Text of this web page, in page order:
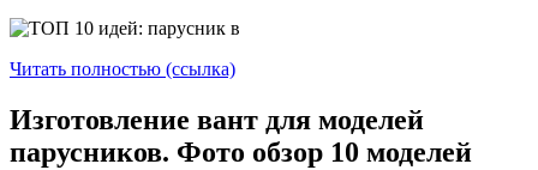
Читать полностью (ссылка)
Изготовление вант для моделей
парусников. Фото обзор 10 моделей